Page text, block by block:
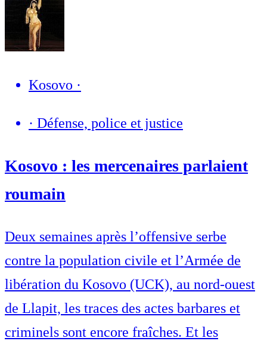
Kosovo ·
· Défense, police et justice
Kosovo : les mercenaires parlaient
roumain
Deux semaines après l’offensive serbe
contre la population civile et l’Armée de
libération du Kosovo (UCK), au nord-ouest
de Llapit, les traces des actes barbares et
criminels sont encore fraîches. Et les